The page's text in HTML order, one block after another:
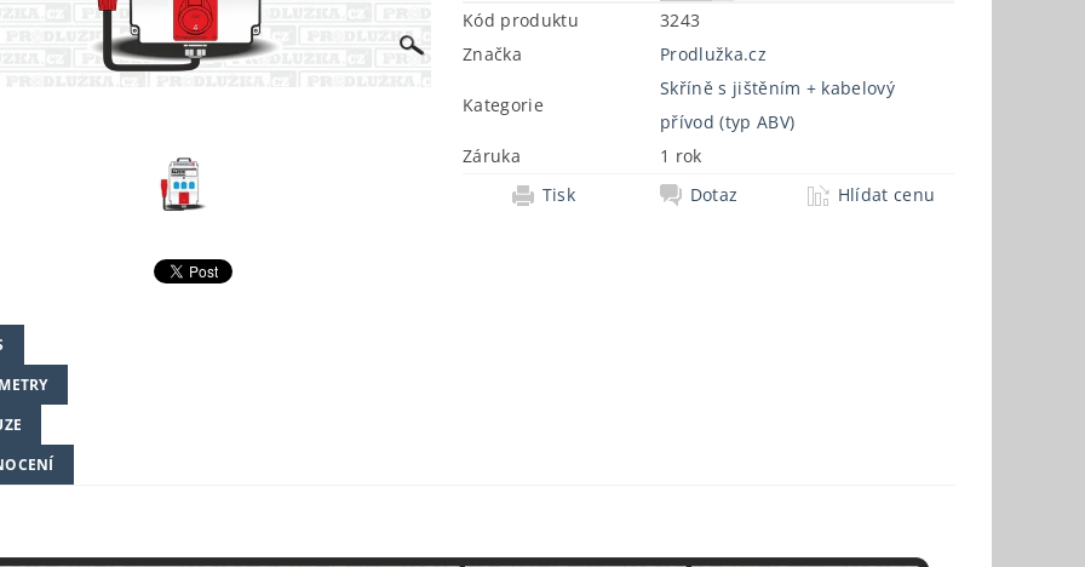
Kód produktu
3243
Značka
Prodlužka.cz
Kategorie
Skříně s jištěním + kabelový
přívod (typ ABV)
Záruka
1 rok
Tisk
Dotaz Hlídat cenu